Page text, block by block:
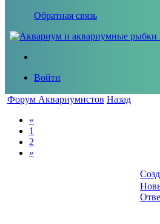
Обратная связь
Войти
Форум Аквариумистов Назад
«
1
2
»